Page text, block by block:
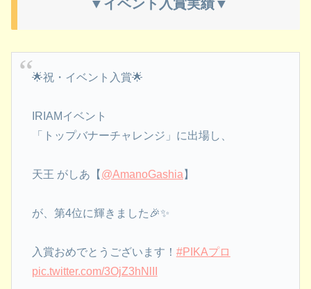
▼イベント入賞実績▼
🌟祝・イベント入賞🌟
IRIAMイベント
「トップバナーチャレンジ」に出場し、
天王 がしあ【 @AmanoGashia 】
が、第4位に輝きました🎉✨
入賞おめでとうございます！ #PIKAプロ
pic.twitter.com/3OjZ3hNlII